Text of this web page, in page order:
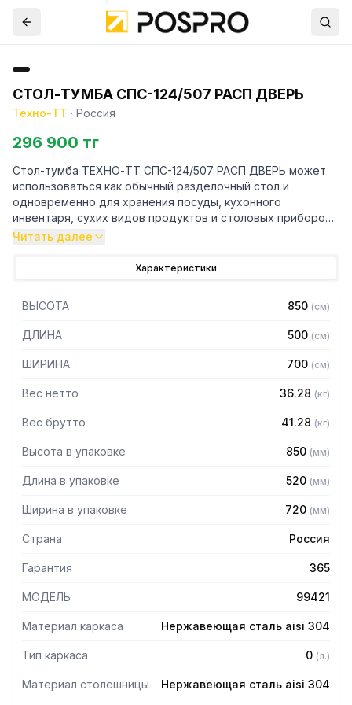
СТОЛ-ТУМБА СПС-124/507 РАСП ДВЕРЬ
Техно-ТТ · Россия
296 900 тг
Стол-тумба ТЕХНО-ТТ СПС-124/507 РАСП ДВЕРЬ может
использоваться как обычный разделочный стол и
одновременно для хранения посуды, кухонного
инвентаря, сухих видов продуктов и столовых приборов.
толщиной 0,8 мм
— ЛДСП толщиной 32 мм
— Корпус и одна распашная дверка из нержавеющей
стали марки AISI 304 толщиной 0,8 мм
0,8 мм
мм
— Стол поставляется в собранном виде
Читать далее
Характеристики
ВЫСОТА 850 (см)
ДЛИНА 500 (см)
ШИРИНА 700 (см)
Вес нетто 36.28 (кг)
Вес брутто 41.28 (кг)
Высота в упаковке 850 (мм)
Длина в упаковке 520 (мм)
Ширина в упаковке 720 (мм)
Страна Россия
Гарантия 365
МОДЕЛЬ 99421
Материал каркаса Нержавеющая сталь aisi 304
Тип каркаса 0 (л.)
Материал столешницы Нержавеющая сталь aisi 304